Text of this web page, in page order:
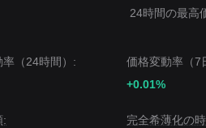
ると、USDC が軽微な日内変動を経
24時間の最高
率（24時間）:
価格変動率（7
+0.01%
:
完全希薄化の